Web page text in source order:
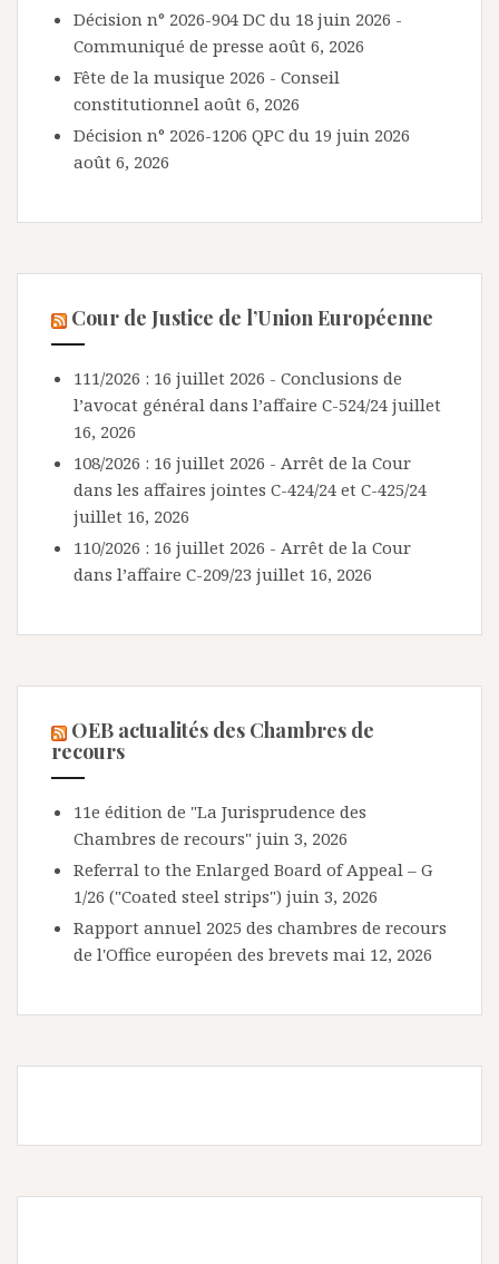
Décision n° 2026-904 DC du 18 juin 2026 -
Communiqué de presse août 6, 2026
Fête de la musique 2026 - Conseil
constitutionnel août 6, 2026
Décision n° 2026-1206 QPC du 19 juin 2026
août 6, 2026
Cour de Justice de l’Union Européenne
111/2026 : 16 juillet 2026 - Conclusions de
l’avocat général dans l’affaire C-524/24 juillet
16, 2026
108/2026 : 16 juillet 2026 - Arrêt de la Cour
dans les affaires jointes C-424/24 et C-425/24
juillet 16, 2026
110/2026 : 16 juillet 2026 - Arrêt de la Cour
dans l’affaire C-209/23 juillet 16, 2026
OEB actualités des Chambres de
recours
11e édition de "La Jurisprudence des
Chambres de recours" juin 3, 2026
Referral to the Enlarged Board of Appeal – G
1/26 ("Coated steel strips") juin 3, 2026
Rapport annuel 2025 des chambres de recours
de l'Office européen des brevets mai 12, 2026